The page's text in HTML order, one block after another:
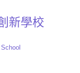
新學校